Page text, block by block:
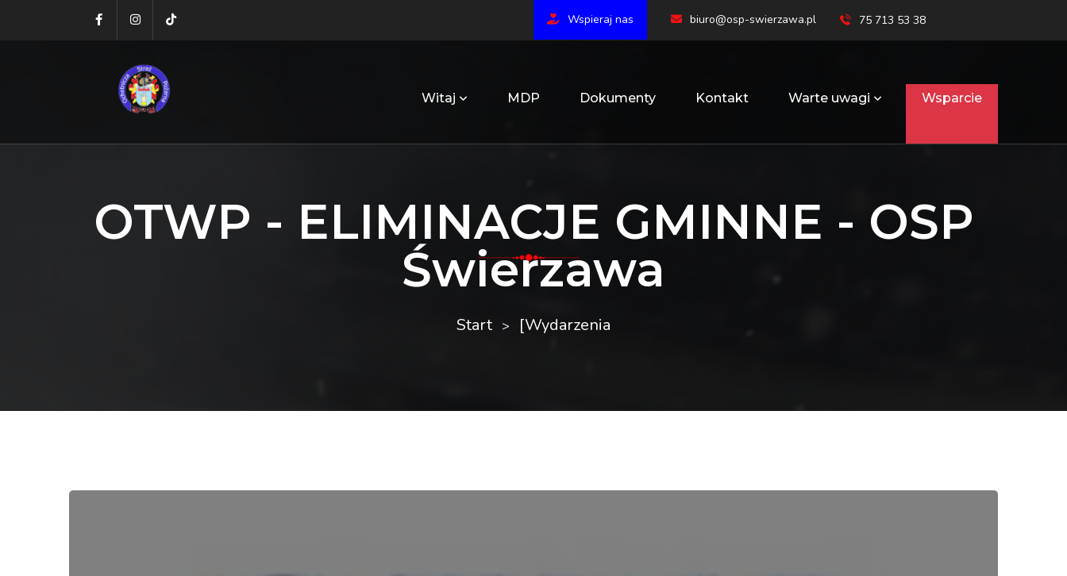
Wspieraj nas biuro@osp-swierzawa.pl 75 713 53 38
Witaj MDP Dokumenty Kontakt Warte uwagi Wsparcie
OTWP - ELIMINACJE GMINNE - OSP
Świerzawa
Start [Wydarzenia